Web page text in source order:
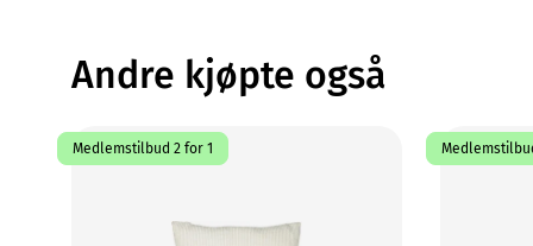
Andre kjøpte også
Medlemstilbud 2 for 1